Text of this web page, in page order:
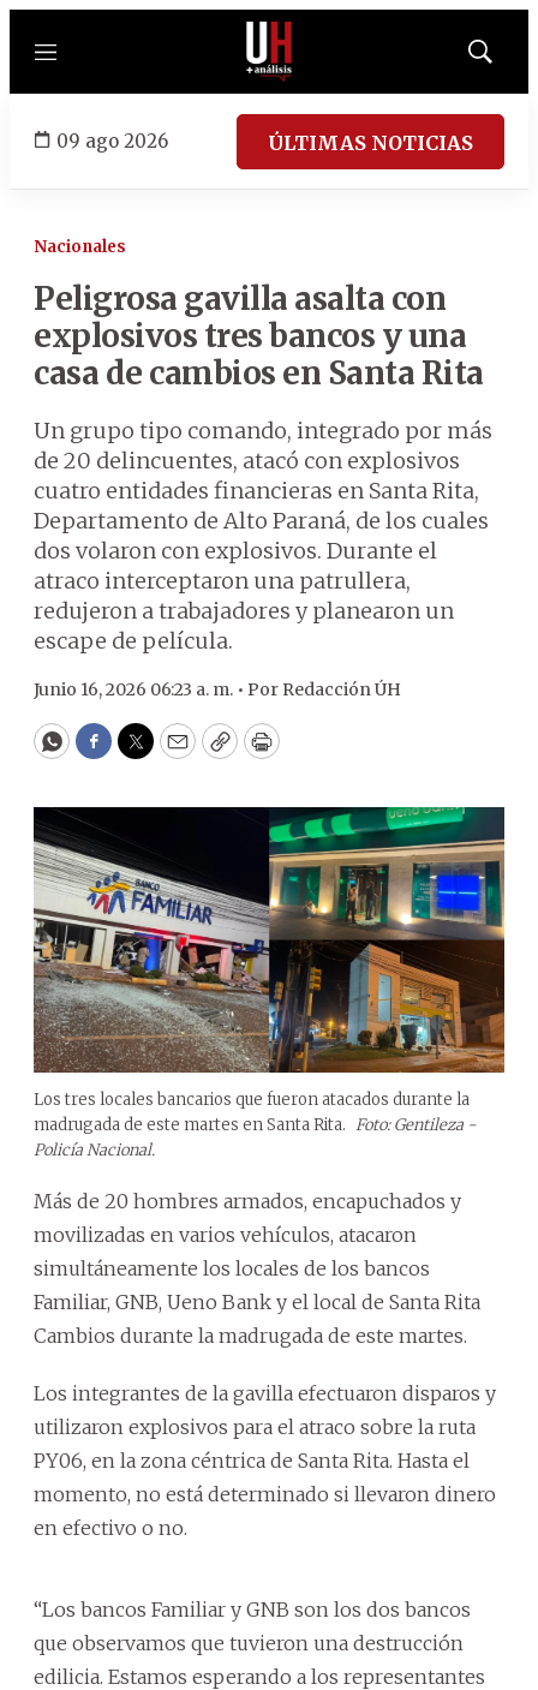
Menú
Mostrar
09 ago 2026 ÚLTIMAS NOTICIAS
Nacionales
Peligrosa gavilla asalta con
explosivos tres bancos y una
casa de cambios en Santa Rita
Un grupo tipo comando, integrado por más
de 20 delincuentes, atacó con explosivos
cuatro entidades financieras en Santa Rita,
Departamento de Alto Paraná, de los cuales
dos volaron con explosivos. Durante el
atraco interceptaron una patrullera,
redujeron a trabajadores y planearon un
escape de película.
Junio 16, 2026 06:23 a. m. • Por Redacción ÚH
WhatsApp
Facebook
Twitter
EmailCopyPrint
Los tres locales bancarios que fueron atacados durante la
madrugada de este martes en Santa Rita. Foto: Gentileza -
Policía Nacional.
Más de 20 hombres armados, encapuchados y
movilizadas en varios vehículos, atacaron
simultáneamente los locales de los bancos
Familiar, GNB, Ueno Bank y el local de Santa Rita
Cambios durante la madrugada de este martes.
Los integrantes de la gavilla efectuaron disparos y
utilizaron explosivos para el atraco sobre la ruta
PY06, en la zona céntrica de Santa Rita. Hasta el
momento, no está determinado si llevaron dinero
en efectivo o no.
“Los bancos Familiar y GNB son los dos bancos
que observamos que tuvieron una destrucción
edilicia. Estamos esperando a los representantes